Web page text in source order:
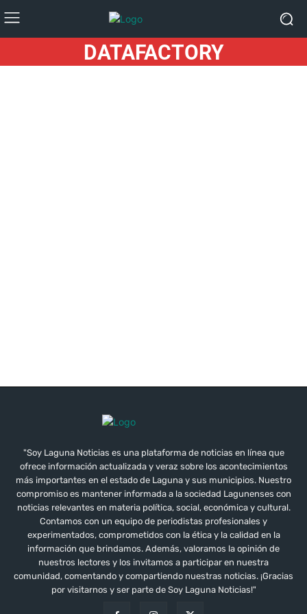
DATAFACTORY
"Soy Laguna Noticias es una plataforma de noticias en línea que
ofrece información actualizada y veraz sobre los acontecimientos
más importantes en el estado de Laguna y sus municipios. Nuestro
compromiso es mantener informada a la sociedad Lagunenses con
noticias relevantes en materia política, social, económica y cultural.
Contamos con un equipo de periodistas profesionales y
experimentados, comprometidos con la ética y la calidad en la
información que brindamos. Además, valoramos la opinión de
nuestros lectores y los invitamos a participar en nuestra
comunidad, comentando y compartiendo nuestras noticias. ¡Gracias
por visitarnos y ser parte de Soy Laguna Noticias!"